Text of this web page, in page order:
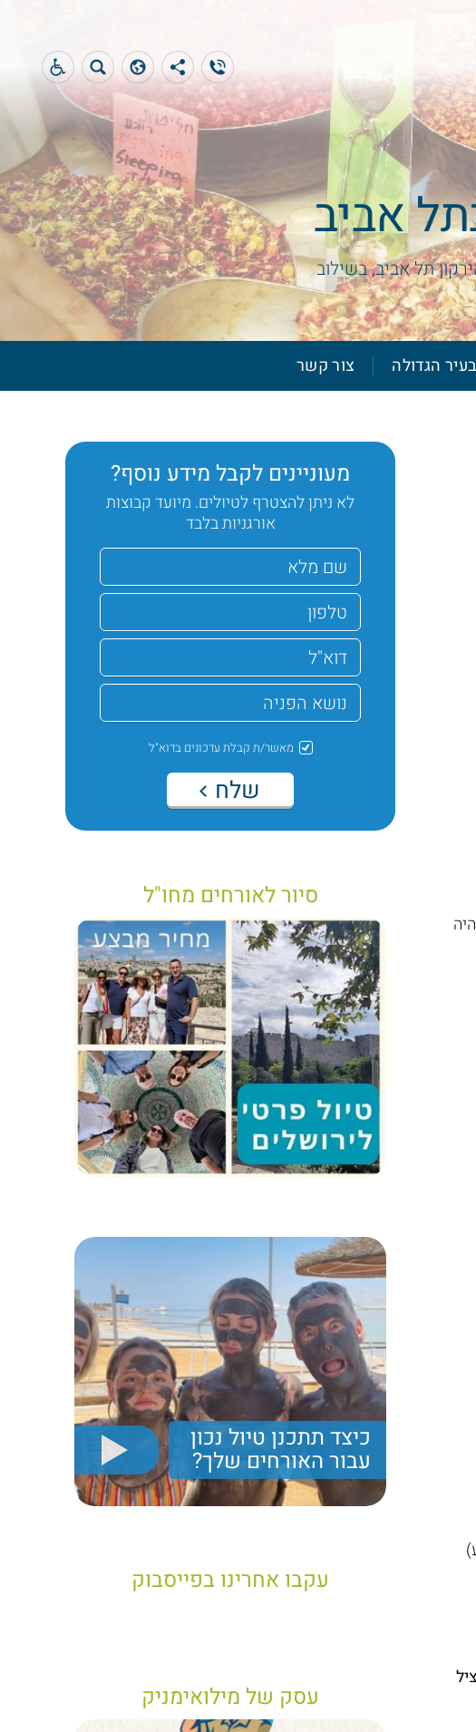
אביב
תל אביב, בשילוב
בעיר הגדולה צור קשר
מעוניינים לקבל מידע נוסף?
לא ניתן להצטרף לטיולים. מיועד קבוצות
אורגניות בלבד
מאשר/ת קבלת עדכונים בדוא"ל
שלח
סיור לאורחים מחו"ל
כיצד תתכנן טיול נכון
עבור האורחים שלך?
יריב חן, מציג את הקווים המנחים לבניית טיול נכון עבור
תיירים בישראל
עקבו אחרינו בפייסבוק
עסק של מילואימניק